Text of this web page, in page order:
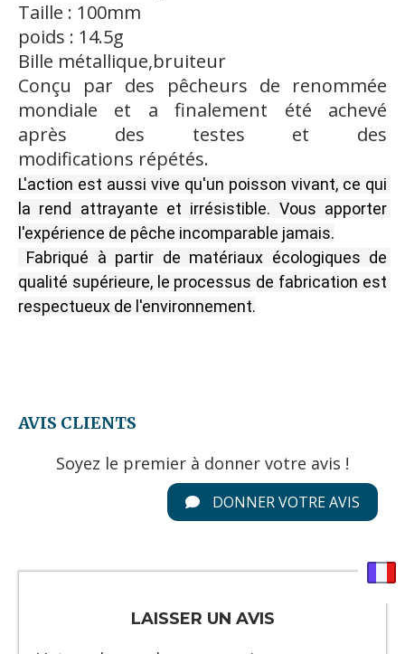
Taille : 100mm
poids : 14.5g
Bille métallique,bruiteur
Conçu par des pêcheurs de renommée
mondiale et a finalement été achevé
après des testes et des
modifications répétés.
L'action est aussi vive qu'un poisson vivant, ce qui
la rend attrayante et irrésistible. Vous apporter
l'expérience de pêche incomparable jamais.
Fabriqué à partir de matériaux écologiques de
qualité supérieure, le processus de fabrication est
respectueux de l'environnement.
AVIS CLIENTS
Soyez le premier à donner votre avis !
DONNER VOTRE AVIS
LAISSER UN AVIS